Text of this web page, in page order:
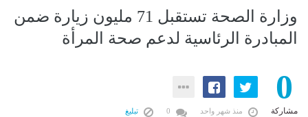
وزارة الصحة تستقبل 71 مليون زيارة ضمن
المبادرة الرئاسية لدعم صحة المرأة
0
مشاركة منذ شهر واحد تبليغ